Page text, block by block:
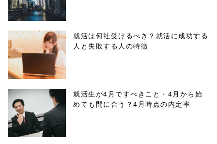
/tapbiz_theme/
parts/sns-
buttons.php on
line10
/1039358"
onclick="windo
w.open(this.hre
就活は何社受けるべき？就活に成功する
人と失敗する人の特徴
就活生が4月ですべきこと・4月から始
めても間に合う？4月時点の内定率